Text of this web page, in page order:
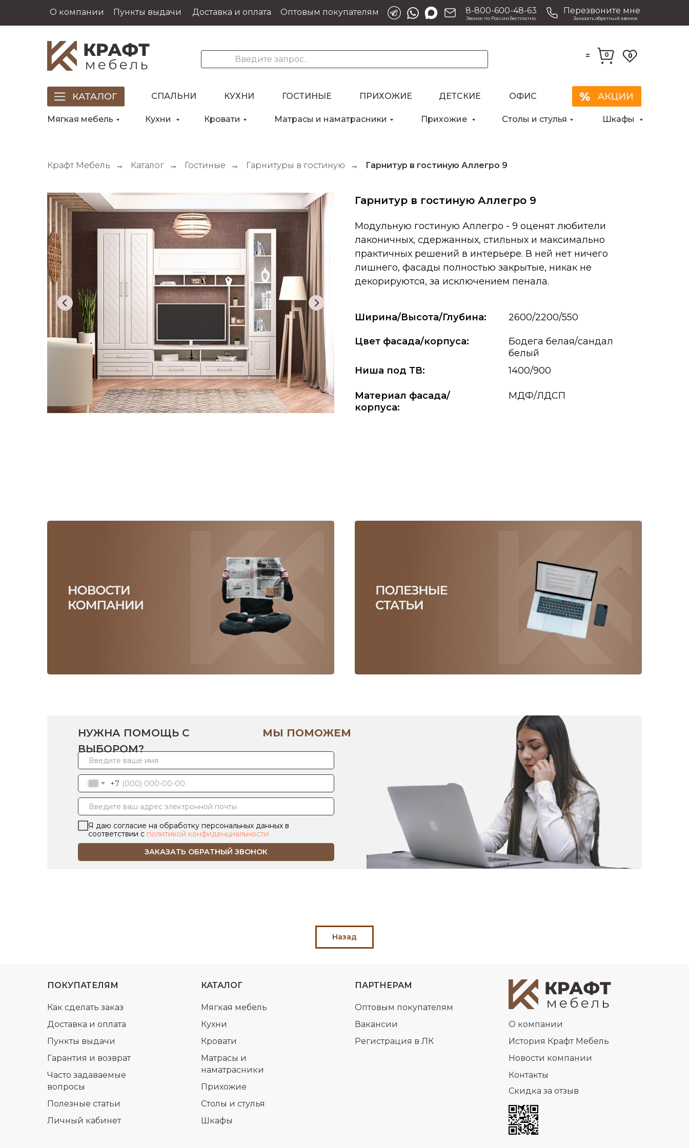
О компании Доставка и оплата Оптовым покупателям
Пункты выдачи 8-800-600-48-63
Звонок по России бесплатно
Перезвоните мне
Заказать обратный звонок
= 0 0
ДЕТСКИЕ
СПАЛЬНИ КУХНИ ГОСТИНЫЕ ПРИХОЖИЕ ОФИС
Кровати
Кухни
Мягкая мебель Прихожие Столы и стулья Шкафы
Матрасы и наматрасники
Крафт Мебель → Каталог → Гостиные → Гарнитуры в гостиную → Гарнитур в гостиную Аллегро 9
Гарнитур в гостиную Аллегро 9
Модульную гостиную Аллегро - 9 оценят любители
лаконичных, сдержанных, стильных и максимально
практичных решений в интерьере. В ней нет ничего
лишнего, фасады полностью закрытые, никак не
декорируются, за исключением пенала.
Цвет фасада/корпуса:
Бодега белая/сандал
белый
МДФ/ЛДСП
Материал фасада/
корпуса:
Ниша под ТВ: 1400/900
Ширина/Высота/Глубина: 2600/2200/550
+7
Я даю согласие на обработку персональных данных в
соответствии с политикой конфиденциальности
ЗАКАЗАТЬ ОБРАТНЫЙ ЗВОНОК
НУЖНА ПОМОЩЬ С
ВЫБОРОМ?
МЫ ПОМОЖЕМ
Назад
ПАРТНЕРАМ
Регистрация в ЛК
Оптовым покупателям
Вакансии
КАТАЛОГ
Кухни
Мягкая мебель
Кровати
Матрасы и
наматрасники
Прихожие
Столы и стулья
Шкафы
ПОКУПАТЕЛЯМ
Доставка и оплата
Часто задаваемые
вопросы
Гарантия и возврат
Полезные статьи
Пункты выдачи
Как сделать заказ
Личный кабинет
О компании
История Крафт Мебель
Новости компании
Контакты
Скидка за отзыв